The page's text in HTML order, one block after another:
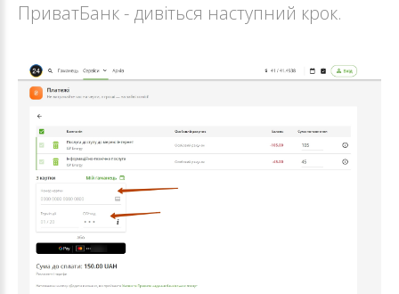
ПриватБанк - дивіться наступний крок.